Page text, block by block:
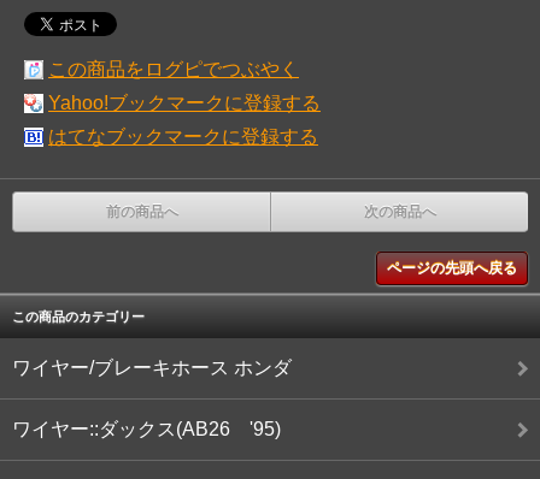
この商品をログピでつぶやく
Yahoo!ブックマークに登録する
はてなブックマークに登録する
前の商品へ 次の商品へ
ページの先頭へ戻る
この商品のカテゴリー
ワイヤー/ブレーキホース ホンダ
ワイヤー::ダックス(AB26 '95)